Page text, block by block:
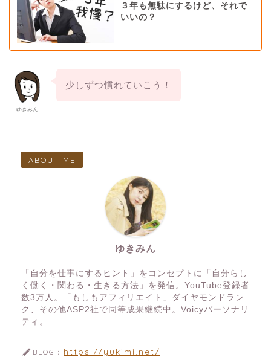
３年も無駄にするけど、それで
いいの？
ゆきみん
少しずつ慣れていこう！
ABOUT ME
ゆきみん
「自分を仕事にするヒント」をコンセプトに「自分らし
く働く・関わる・生きる方法」を発信。YouTube登録者
数3万人。「もしもアフィリエイト」ダイヤモンドラン
ク、その他ASP2社で同等成果継続中。Voicyパーソナリ
ティ。
BLOG： https://yukimi.net/